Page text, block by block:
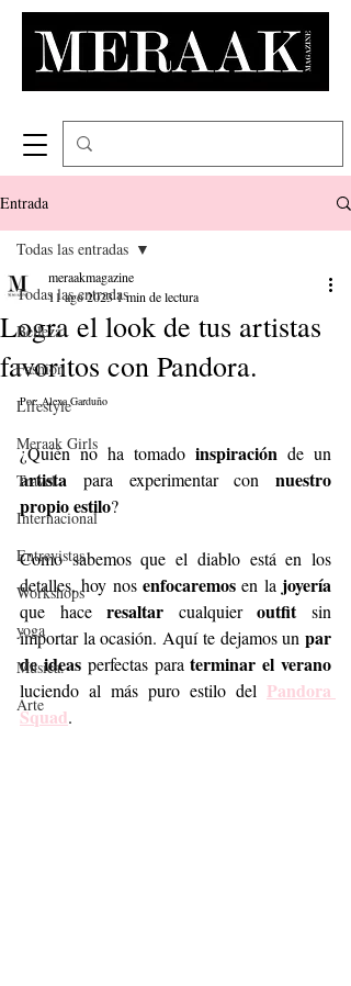
Entrada
Todas las entradas
Belleza
Fashion
Lifestyle
Meraak Girls
Travel
Internacional
Entrevistas
Workshops
yoga
Música.
Arte
Todas las entradas
Logra el look de tus artistas
favoritos con Pandora.
meraakmagazine
11 ago 20231 min de lectura
Por: Alexa Garduño
¿Quién no ha tomado inspiración
artista para experimentar con
nuestro
propio estilo?
Como sabemos que el diablo está en los
detalles, hoy nos enfocaremos en la joyería
que hace resaltar cualquier outfit sin
importar la ocasión. Aquí te dejamos un par
de ideas perfectas para terminar el verano
luciendo al más puro estilo del Pandora
Squad.